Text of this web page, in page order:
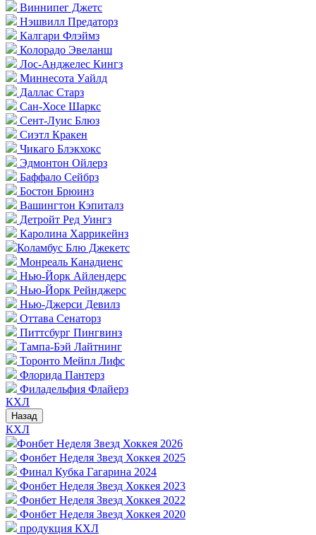
Виннипег Джетс
Нэшвилл Предаторз
Калгари Флэймз
Колорадо Эвеланш
Лос-Анджелес Кингз
Миннесота Уайлд
Даллас Старз
Сан-Хосе Шаркс
Сент-Луис Блюз
Сиэтл Кракен
Чикаго Блэкхокс
Эдмонтон Ойлерз
Баффало Сейбрз
Бостон Брюинз
Вашингтон Кэпиталз
Детройт Ред Уингз
Каролина Харрикейнз
Коламбус Блю Джекетс
Монреаль Канадиенс
Нью-Йорк Айлендерс
Нью-Йорк Рейнджерс
Нью-Джерси Девилз
Оттава Сенаторз
Питтсбург Пингвинз
Тампа-Бэй Лайтнинг
Торонто Мейпл Лифс
Флорида Пантерз
Филадельфия Флайерз
КХЛ
Назад
КХЛ
Фонбет Неделя Звезд Хоккея 2026
Фонбет Неделя Звезд Хоккея 2025
Финал Кубка Гагарина 2024
Фонбет Неделя Звезд Хоккея 2023
Фонбет Неделя Звезд Хоккея 2022
Фонбет Неделя Звезд Хоккея 2020
продукция КХЛ